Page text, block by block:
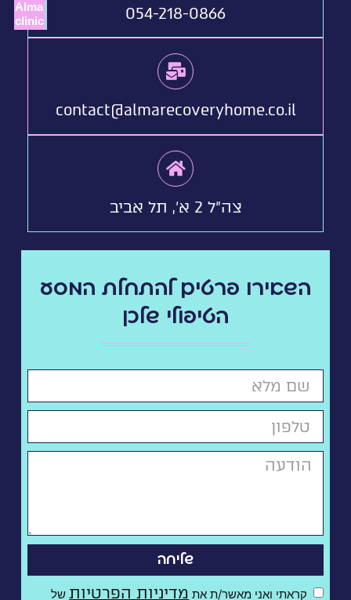
צה"ל 2 א', תל אביב
contact@almarecoveryhome.co.il
054-218-0866
השאירו פרטים להתחלת המסע
הטיפולי שלכן
שליחה
קראתי ואני מאשר/ת את מדיניות הפרטיותשל
Alma
clinic